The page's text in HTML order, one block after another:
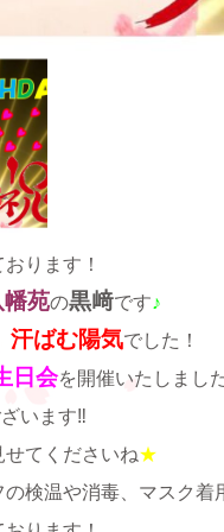
ります！
苑の黒﨑です♪
汗ばむ陽気でした！
日会を開催いたしまし
います‼
せてくださいね★
検温や消毒、マスク着